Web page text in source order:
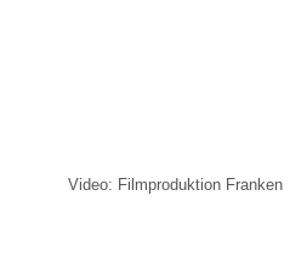
Video: Filmproduktion Franken